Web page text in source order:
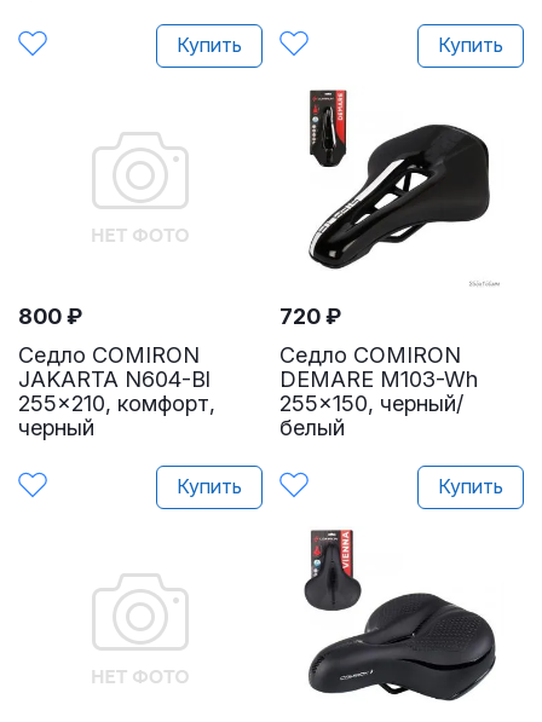
Купить Купить
Седло COMIRON
JAKARTA N604-Bl
255x210, комфорт,
черный
800₽
Купить
Седло COMIRON
DEMARE M103-Wh
255x150, черный/
белый
720₽
Купить